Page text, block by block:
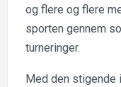
og flere og flere
sporten gennem
turneringer.
Med den